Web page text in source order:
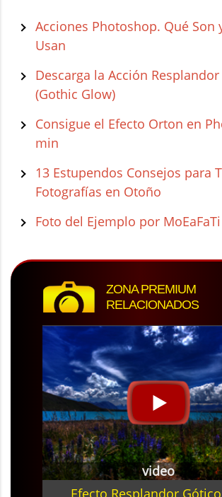
Acciones Photoshop. Qué Son
Usan
Descarga la Acción
(Gothic Glow)
Consigue el Efecto Orton en
min
13 Estupendos Consejos para
Fotografías en Otoño
Foto del Ejemplo por MoEaFaTi
ZONA PREMIUM
RELACIONADOS
video
Efecto Resplandor